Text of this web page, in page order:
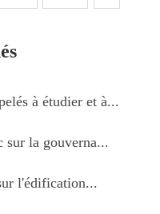
à étudier et à...
la gouverna...
l'édification...